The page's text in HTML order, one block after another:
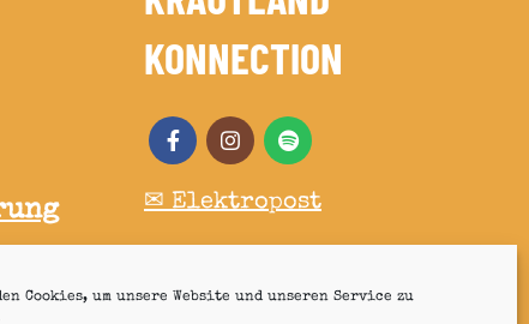
Cookies, um unsere Website und unseren Service zu
KONNECTION
✉ Elektropost